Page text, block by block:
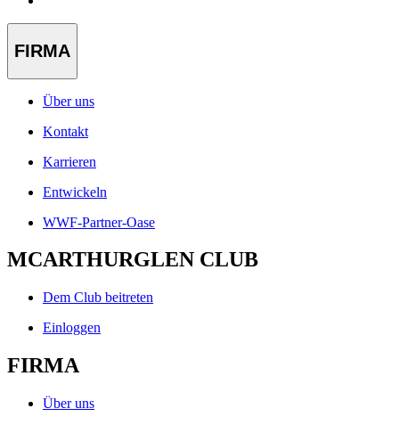
FIRMA
Über uns
Kontakt
Karrieren
Entwickeln
WWF-Partner-Oase
MCARTHURGLEN CLUB
Dem Club beitreten
Einloggen
FIRMA
Über uns